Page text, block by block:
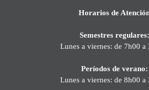
Horarios de
Semestres regulares:
Lunes a viernes: de 7h00 a
Períodos de verano:
Lunes a viernes: de 8h00 a